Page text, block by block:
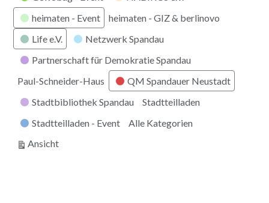
heimaten - Event
heimaten - GIZ & berlinovo
Life e.V.
Netzwerk Spandau
Partnerschaft für Demokratie Spandau
Paul-Schneider-Haus
QM Spandauer Neustadt
Stadtbibliothek Spandau
Stadtteilladen
Stadtteilladen - Event
Alle Kategorien
Ansichtausdrucken